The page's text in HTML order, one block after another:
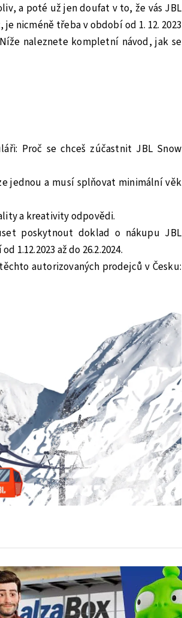
a poté už jen doufat v to, že vás JBL
nicméně třeba v období od 1. 12. 2023
naleznete kompletní návod, jak se
Proč se chceš zúčastnit JBL Snow
jednou a musí splňovat minimální věk
a kreativity odpovědi.
poskytnout doklad o nákupu JBL
až do 26.2.2024.
autorizovaných prodejců v Česku: